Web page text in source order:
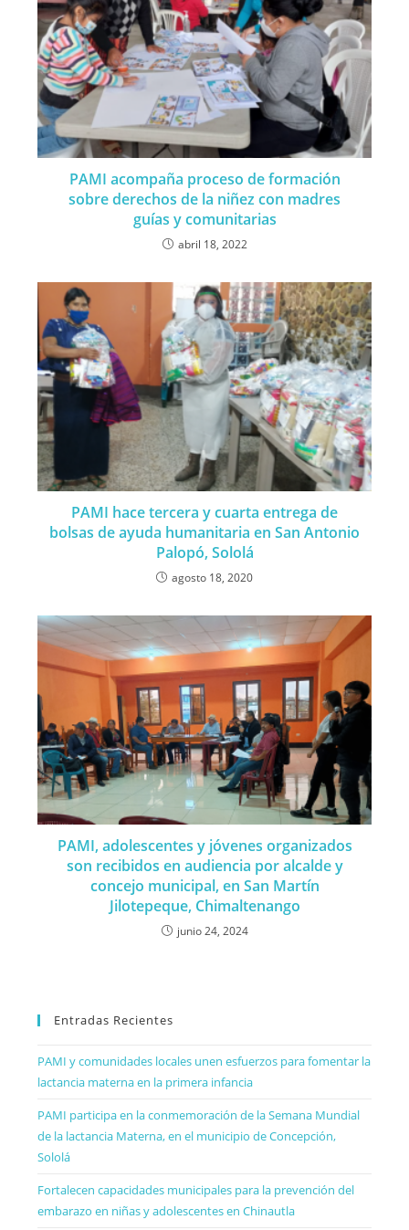
PAMI acompaña proceso de formación
sobre derechos de la niñez con madres
guías y comunitarias
abril 18, 2022
PAMI hace tercera y cuarta entrega de
bolsas de ayuda humanitaria en San Antonio
Palopó, Sololá
agosto 18, 2020
PAMI, adolescentes y jóvenes organizados
son recibidos en audiencia por alcalde y
concejo municipal, en San Martín
Jilotepeque, Chimaltenango
junio 24, 2024
Entradas Recientes
PAMI y comunidades locales unen esfuerzos para fomentar la
lactancia materna en la primera infancia
PAMI participa en la conmemoración de la Semana Mundial
de la lactancia Materna, en el municipio de Concepción,
Sololá
Fortalecen capacidades municipales para la prevención del
embarazo en niñas y adolescentes en Chinautla